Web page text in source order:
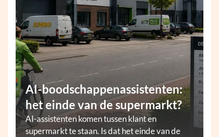
AI-boodschappenassistenten:
het einde van de supermarkt?
AI-assistenten komen tussen klant en
supermarkt te staan. Is dat het einde van de